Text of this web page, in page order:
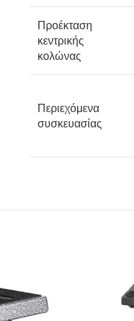
Προέκταση
κεντρικής
κολώνας
Περιεχόμενα
συσκευασίας